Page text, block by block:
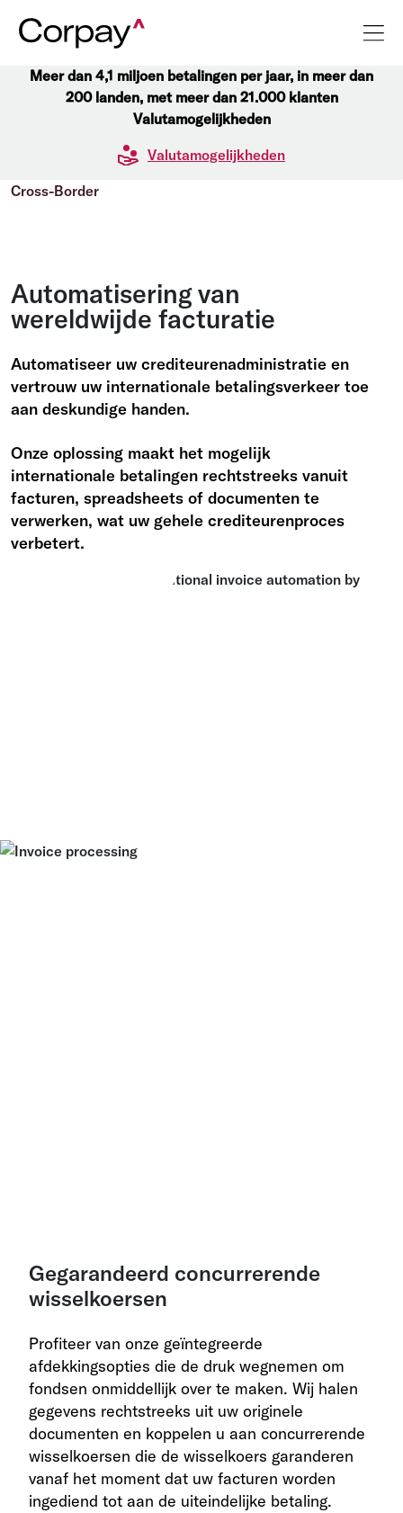
Meer dan 4,1 miljoen betalingen per jaar, in meer dan
200 landen, met meer dan 21.000 klanten
Valutamogelijkheden
Valutamogelijkheden
Cross-Border
Automatisering van
wereldwijde facturatie
Automatiseer uw crediteurenadministratie en
vertrouw uw internationale betalingsverkeer toe
aan deskundige handen.
Onze oplossing maakt het mogelijk
internationale betalingen rechtstreeks vanuit
facturen, spreadsheets of documenten te
verwerken, wat uw gehele crediteurenproces
verbetert.
Gegarandeerd concurrerende
wisselkoersen
Profiteer van onze geïntegreerde
afdekkingsopties die de druk wegnemen om
fondsen onmiddellijk over te maken. Wij halen
gegevens rechtstreeks uit uw originele
documenten en koppelen u aan concurrerende
wisselkoersen die de wisselkoers garanderen
vanaf het moment dat uw facturen worden
ingediend tot aan de uiteindelijke betaling.